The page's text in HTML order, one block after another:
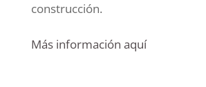
construcción.
Más información aquí